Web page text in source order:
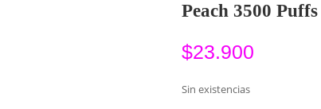
Peach 3500
$23.900
Sin existencias